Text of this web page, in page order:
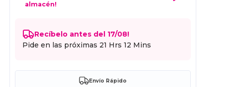
almacén!
Recíbelo antes del 17/08!
Pide en las próximas 21 Hrs 12 Mins
Envío Rápido